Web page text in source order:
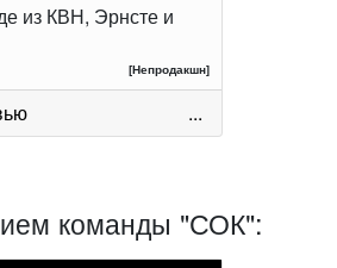
из КВН, Эрнсте и
[Непродакшн]
...
команды "СОК":